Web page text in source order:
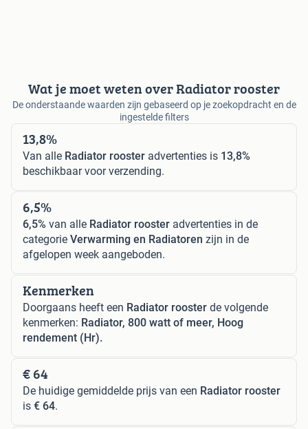
Wat je moet weten over Radiator rooster
De onderstaande waarden zijn gebaseerd op je zoekopdracht en de
ingestelde filters
13,8%
Van alle Radiator rooster advertenties is 13,8%
beschikbaar voor verzending.
6,5%
6,5% van alle Radiator rooster advertenties in de
categorie Verwarming en Radiatoren zijn in de
afgelopen week aangeboden.
Kenmerken
Doorgaans heeft een Radiator rooster de volgende
kenmerken: Radiator, 800 watt of meer, Hoog
rendement (Hr).
€ 64
De huidige gemiddelde prijs van een Radiator rooster
is € 64.